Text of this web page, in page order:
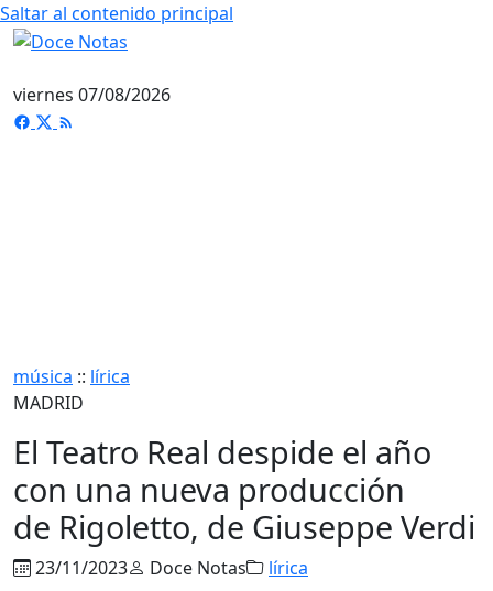
Saltar al contenido principal
viernes 07/08/2026
música :: lírica
MADRID
El Teatro Real despide el año
con una nueva producción
de Rigoletto, de Giuseppe Verdi
23/11/2023 Doce Notas lírica